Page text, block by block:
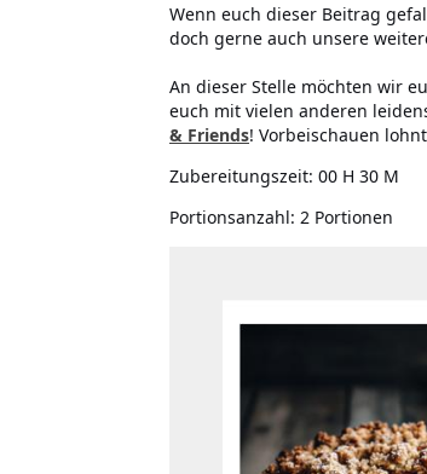
Wenn euch dieser Beitrag
doch gerne auch unsere
An dieser Stelle möchten wir
euch mit vielen anderen
& Friends! Vorbeischauen
Zubereitungszeit: 00 H 30 M
Portionsanzahl: 2 Portionen